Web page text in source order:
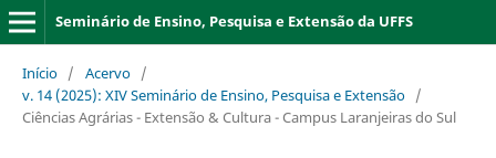
Seminário de Ensino, Pesquisa e Extensão da UFFS
Início / Acervo /
v. 14 (2025): XIV Seminário de Ensino, Pesquisa e Extensão /
Ciências Agrárias - Extensão & Cultura - Campus Laranjeiras do Sul